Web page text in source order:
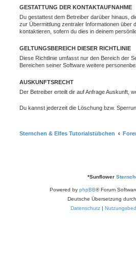
GESTATTUNG DER KONTAKTAUFNAHME
Du gestattest dem Betreiber darüber hinaus,
zur Übermittlung zentraler Informationen über
kontaktieren, sofern du dies in deinem
GELTUNGSBEREICH DIESER RICHTLINIE
Diese Richtlinie umfasst nur den Bereich der
Bereichen seiner Software weitere
AUSKUNFTSRECHT
Der Betreiber erteilt dir auf Anfrage Auskunft,
Du kannst jederzeit die Löschung bzw.
Sternchen & Elfes Tutorialstübchen
*Sunflower
Powered by phpBB® Forum
Deutsche Übersetzung durch
Datenschutz |